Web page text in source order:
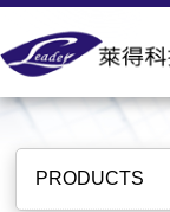
PRODUCTS
PRODUCTS